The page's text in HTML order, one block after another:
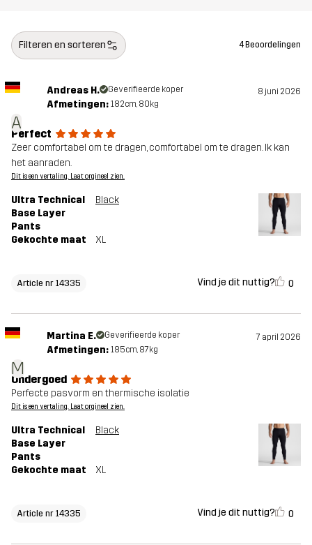
Filteren en sorteren 4 Beoordelingen
A
Andreas H. Geverifieerde koper 8 juni 2026
Afmetingen: 182cm, 80kg
Perfect
Zeer comfortabel om te dragen, comfortabel om te dragen. Ik kan
het aanraden.
Dit is een vertaling. Laat orgineel zien.
Ultra Technical
Base Layer
Pants
Black
Gekochte maat XL
Article nr 14335 Vind je dit nuttig? 0
M
Martina E. Geverifieerde koper 7 april 2026
Afmetingen: 185cm, 87kg
Ondergoed
Perfecte pasvorm en thermische isolatie
Dit is een vertaling. Laat orgineel zien.
Ultra Technical
Base Layer
Pants
Black
Gekochte maat XL
Article nr 14335 Vind je dit nuttig? 0